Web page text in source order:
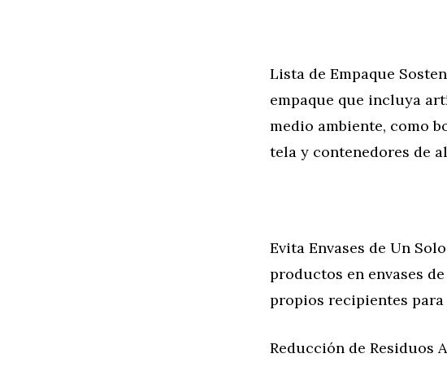
Lista de Empaque
empaque que incluya
medio ambiente, como
tela y contenedores de
Evita Envases de Un
productos en envases
propios recipientes
Reducción de Residuos